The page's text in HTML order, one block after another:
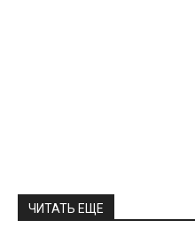
ЧИТАТЬ ЕЩЕ